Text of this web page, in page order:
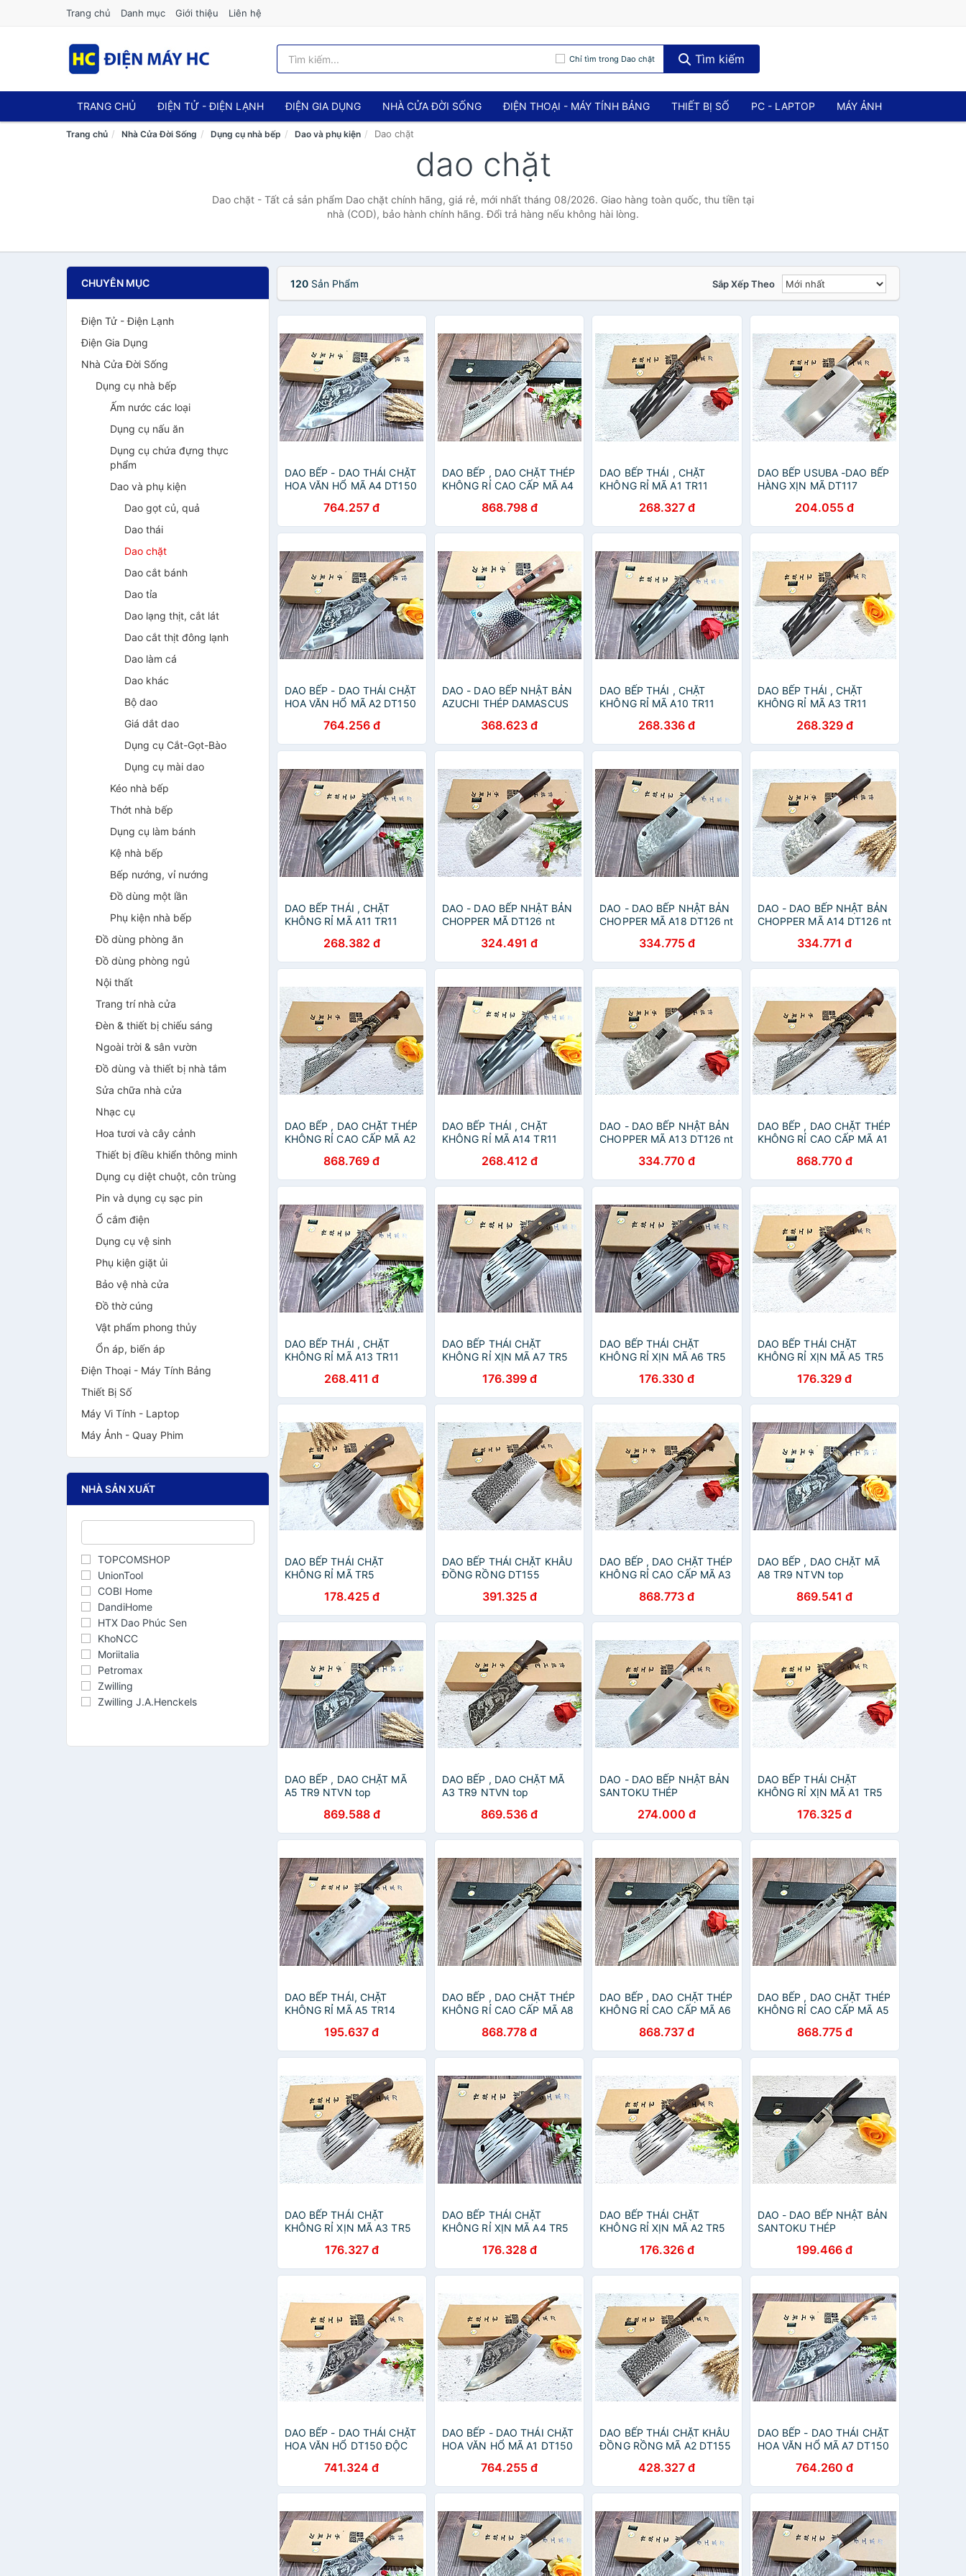
Trang chủ Danh mục Giới thiệu Liên hệ
Chỉ tìm trong Dao chặt Tìm kiếm
TRANG CHỦ ĐIỆN TỬ - ĐIỆN LẠNH ĐIỆN GIA DỤNG NHÀ CỬA ĐỜI SỐNG ĐIỆN THOẠI - MÁY TÍNH BẢNG THIẾT BỊ SỐ PC - LAPTOP MÁY ẢNH
Trang chủ Nhà Cửa Đời Sống Dụng cụ nhà bếp Dao và phụ kiện Dao chặt
dao chặt
Dao chặt - Tất cả sản phẩm Dao chặt chính hãng, giá rẻ, mới nhất tháng 08/2026. Giao hàng toàn quốc, thu tiền tại
nhà (COD), bảo hành chính hãng. Đổi trả hàng nếu không hài lòng.
CHUYÊN MỤC
Điện Tử - Điện Lạnh
Điện Gia Dụng
Nhà Cửa Đời Sống
Dụng cụ nhà bếp
Ấm nước các loại
Dụng cụ nấu ăn
Dụng cụ chứa đựng thực
phẩm
Dao và phụ kiện
Dao gọt củ, quả
Dao thái
Dao chặt
Dao cắt bánh
Dao tỉa
Dao lạng thịt, cắt lát
Dao cắt thịt đông lạnh
Dao làm cá
Dao khác
Bộ dao
Giá dắt dao
Dụng cụ Cắt-Gọt-Bào
Dụng cụ mài dao
Kéo nhà bếp
Thớt nhà bếp
Dụng cụ làm bánh
Kệ nhà bếp
Bếp nướng, vỉ nướng
Đồ dùng một lần
Phụ kiện nhà bếp
Đồ dùng phòng ăn
Đồ dùng phòng ngủ
Nội thất
Trang trí nhà cửa
Đèn & thiết bị chiếu sáng
Ngoài trời & sân vườn
Đồ dùng và thiết bị nhà tắm
Sửa chữa nhà cửa
Nhạc cụ
Hoa tươi và cây cảnh
Thiết bị điều khiển thông minh
Dụng cụ diệt chuột, côn trùng
Pin và dụng cụ sạc pin
Ổ cắm điện
Dụng cụ vệ sinh
Phụ kiện giặt ủi
Bảo vệ nhà cửa
Đồ thờ cúng
Vật phẩm phong thủy
Ổn áp, biến áp
Điện Thoại - Máy Tính Bảng
Thiết Bị Số
Máy Vi Tính - Laptop
Máy Ảnh - Quay Phim
NHÀ SẢN XUẤT
TOPCOMSHOP
UnionTool
COBI Home
DandiHome
HTX Dao Phúc Sen
KhoNCC
Moriitalia
Petromax
Zwilling
Zwilling J.A.Henckels
120Sản Phẩm Sắp Xếp Theo
DAO BẾP - DAO THÁI CHẶT
HOA VĂN HỔ MÃ A4 DT150
764.257 đ
DAO BẾP , DAO CHẶT THÉP
KHÔNG RỈ CAO CẤP MÃ A4
868.798 đ
DAO BẾP THÁI , CHẶT
KHÔNG RỈ MÃ A1 TR11
268.327 đ
DAO BẾP USUBA -DAO BẾP
HÀNG XỊN MÃ DT117
204.055 đ
DAO BẾP - DAO THÁI CHẶT
HOA VĂN HỔ MÃ A2 DT150
764.256 đ
DAO - DAO BẾP NHẬT BẢN
AZUCHI THÉP DAMASCUS
topcomshop vn
368.623 đ
DAO BẾP THÁI , CHẶT
KHÔNG RỈ MÃ A10 TR11
268.336 đ
DAO BẾP THÁI , CHẶT
KHÔNG RỈ MÃ A3 TR11
268.329 đ
DAO BẾP THÁI , CHẶT
KHÔNG RỈ MÃ A11 TR11
268.382 đ
DAO - DAO BẾP NHẬT BẢN
CHOPPER MÃ DT126 nt
324.491 đ
DAO - DAO BẾP NHẬT BẢN
CHOPPER MÃ A18 DT126 nt
334.775 đ
DAO - DAO BẾP NHẬT BẢN
CHOPPER MÃ A14 DT126 nt
334.771 đ
DAO BẾP , DAO CHẶT THÉP
KHÔNG RỈ CAO CẤP MÃ A2
868.769 đ
DAO BẾP THÁI , CHẶT
KHÔNG RỈ MÃ A14 TR11
268.412 đ
DAO - DAO BẾP NHẬT BẢN
CHOPPER MÃ A13 DT126 nt
334.770 đ
DAO BẾP , DAO CHẶT THÉP
KHÔNG RỈ CAO CẤP MÃ A1
868.770 đ
DAO BẾP THÁI , CHẶT
KHÔNG RỈ MÃ A13 TR11
268.411 đ
DAO BẾP THÁI CHẶT
KHÔNG RỈ XỊN MÃ A7 TR5
176.399 đ
DAO BẾP THÁI CHẶT
KHÔNG RỈ XỊN MÃ A6 TR5
176.330 đ
DAO BẾP THÁI CHẶT
KHÔNG RỈ XỊN MÃ A5 TR5
176.329 đ
DAO BẾP THÁI CHẶT
KHÔNG RỈ MÃ TR5
178.425 đ
DAO BẾP THÁI CHẶT KHÂU
ĐỒNG RỒNG DT155
391.325 đ
DAO BẾP , DAO CHẶT THÉP
KHÔNG RỈ CAO CẤP MÃ A3
868.773 đ
DAO BẾP , DAO CHẶT MÃ
A8 TR9 NTVN top
869.541 đ
DAO BẾP , DAO CHẶT MÃ
A5 TR9 NTVN top
869.588 đ
DAO BẾP , DAO CHẶT MÃ
A3 TR9 NTVN top
869.536 đ
DAO - DAO BẾP NHẬT BẢN
SANTOKU THÉP
274.000 đ
DAO BẾP THÁI CHẶT
KHÔNG RỈ XỊN MÃ A1 TR5
176.325 đ
DAO BẾP THÁI, CHẶT
KHÔNG RỈ MÃ A5 TR14
195.637 đ
DAO BẾP , DAO CHẶT THÉP
KHÔNG RỈ CAO CẤP MÃ A8
868.778 đ
DAO BẾP , DAO CHẶT THÉP
KHÔNG RỈ CAO CẤP MÃ A6
868.737 đ
DAO BẾP , DAO CHẶT THÉP
KHÔNG RỈ CAO CẤP MÃ A5
868.775 đ
DAO BẾP THÁI CHẶT
KHÔNG RỈ XỊN MÃ A3 TR5
176.327 đ
DAO BẾP THÁI CHẶT
KHÔNG RỈ XỊN MÃ A4 TR5
176.328 đ
DAO BẾP THÁI CHẶT
KHÔNG RỈ XỊN MÃ A2 TR5
176.326 đ
DAO - DAO BẾP NHẬT BẢN
SANTOKU THÉP
nt topcomshop vn
199.466 đ
DAO BẾP - DAO THÁI CHẶT
HOA VĂN HỔ DT150 ĐỘC
741.324 đ
DAO BẾP - DAO THÁI CHẶT
HOA VĂN HỔ MÃ A1 DT150
764.255 đ
DAO BẾP THÁI CHẶT KHÂU
ĐỒNG RỒNG MÃ A2 DT155
428.327 đ
DAO BẾP - DAO THÁI CHẶT
HOA VĂN HỔ MÃ A7 DT150
764.260 đ